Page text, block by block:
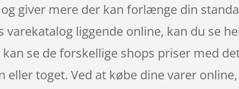
giver mere der kan forlænge din
liggende online, kan du se
se de forskellige shops priser med
toget. Ved at købe dine varer